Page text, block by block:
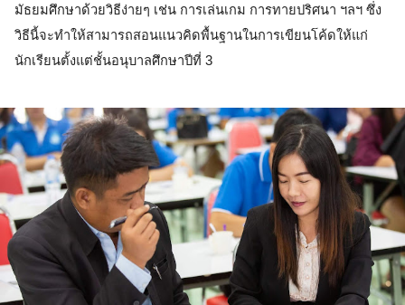
มัธยมศึกษาด้วยวิธีง่ายๆ เช่น การเล่นเกม การทายปริศนา ฯลฯ ซึ่ง
วิธีนี้จะทำให้สามารถสอนแนวคิดพื้นฐานในการเขียนโค้ดให้แก่
นักเรียนตั้งแต่ชั้นอนุบาลศึกษาปีที่ 3